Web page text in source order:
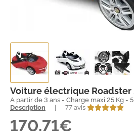
Voiture électrique Roadster
A partir de 3 ans - Charge maxi 25 Kg -
Description
77 avis
170,71€